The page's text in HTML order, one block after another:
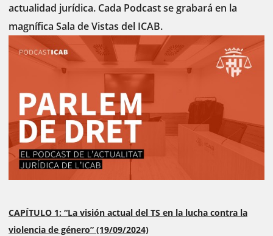
actualidad jurídica. Cada Podcast se grabará en la
magnífica Sala de Vistas del ICAB.
CAPÍTULO 1: “La visión actual del TS en la lucha contra la
violencia de género” (19/09/2024)